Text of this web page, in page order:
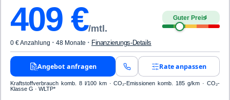
409 €/mtl.
Guter Preis4
0 € Anzahlung · 48 Monate · Finanzierungs-Details
Angebot anfragen Rate anpassen
Kraftstoffverbrauch komb. 8 l/100 km · CO₂-Emissionen komb. 185 g/km · CO₂-
Klasse G · WLTP*